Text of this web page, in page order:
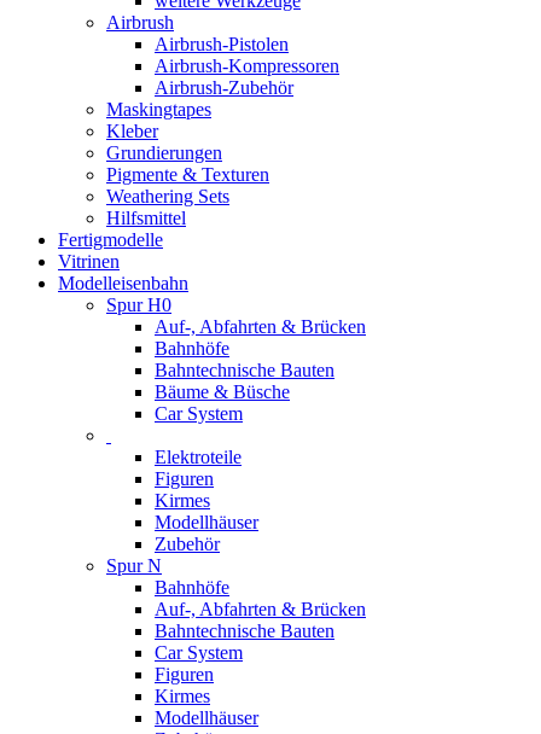
Airbrush
Airbrush-Pistolen
Airbrush-Kompressoren
Airbrush-Zubehör
Maskingtapes
Kleber
Grundierungen
Pigmente & Texturen
Weathering Sets
Hilfsmittel
Fertigmodelle
Vitrinen
Modelleisenbahn
Spur H0
Auf-, Abfahrten & Brücken
Bahnhöfe
Bahntechnische Bauten
Bäume & Büsche
Car System
Elektroteile
Figuren
Kirmes
Modellhäuser
Zubehör
Spur N
Bahnhöfe
Auf-, Abfahrten & Brücken
Bahntechnische Bauten
Car System
Figuren
Kirmes
Modellhäuser